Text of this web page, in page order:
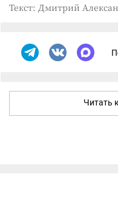
Текст: Дмитрий
Читать